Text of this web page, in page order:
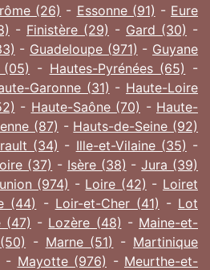
(26) - Essonne (91) - Eure
- Finistère (29) - Gard (30) -
- Guadeloupe (971) - Guyane
(05) - Hautes-Pyrénées (65) -
Garonne (31) - Haute-Loire
- Haute-Saône (70) - Haute-
(87) - Hauts-de-Seine (92)
(34) - Ille-et-Vilaine (35) -
(37) - Isère (38) -Jura (39)
(974) - Loire (42) - Loiret
(44) - Loir-et-Cher (41) - Lot
(47) - Lozère (48) - Maine-et-
- Marne (51) - Martinique
- Mayotte (976) - Meurthe-et-